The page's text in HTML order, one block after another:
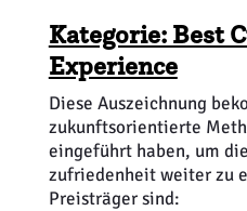
Kategorie: Best
Experience
Diese Auszeichnung
zukunftsorientierte
eingeführt haben, um
zufriedenheit weiter zu
Preisträger sind:
Payment
Personal
Public Relations